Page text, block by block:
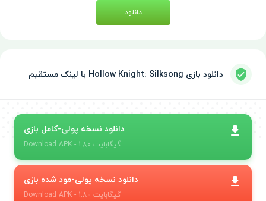
دانلود
دانلود بازی Hollow Knight: Silksong با لینک مستقیم
دانلود نسخه پولی-کامل بازی
Download APK - 1.80 گیگابایت
دانلود نسخه پولی-مود شده بازی
Download APK - 1.80 گیگابایت